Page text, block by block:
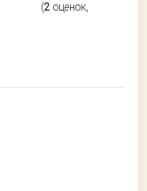
(2 оценок,